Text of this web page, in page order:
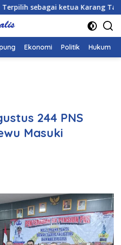
Provinsi Lampung Secara
Ekonomi Politik Hukum
244 PNS
Masuki